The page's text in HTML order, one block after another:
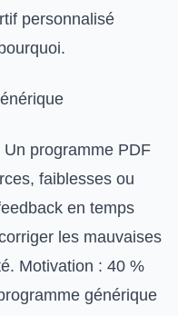
personnalisé
programme PDF
faiblesses ou
en temps
les mauvaises
Motivation : 40 %
générique